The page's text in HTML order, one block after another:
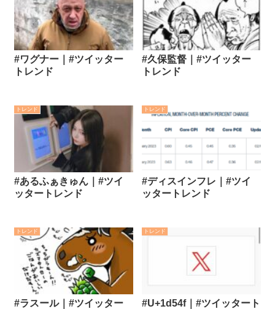
#ワグナー｜#ツイッター
トレンド
#久保監督｜#ツイッター
トレンド
トレンド
#あるふぁきゅん｜#ツイ
ッタートレンド
トレンド
#ディスインフレ｜#ツイ
ッタートレンド
トレンド
#ラスール｜#ツイッター
トレンド
#U+1d54f｜#ツイッタート